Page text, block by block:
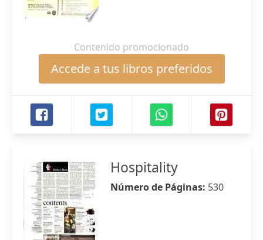
Contenido promocionado
Accede a tus libros preferidos
Hospitality
Número de Páginas: 530